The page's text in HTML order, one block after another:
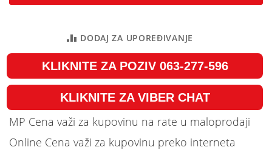
DODAJ ZA UPOREĐIVANJE
KLIKNITE ZA POZIV 063-277-596
KLIKNITE ZA VIBER CHAT
MP Cena važi za kupovinu na rate u maloprodaji
Online Cena važi za kupovinu preko interneta